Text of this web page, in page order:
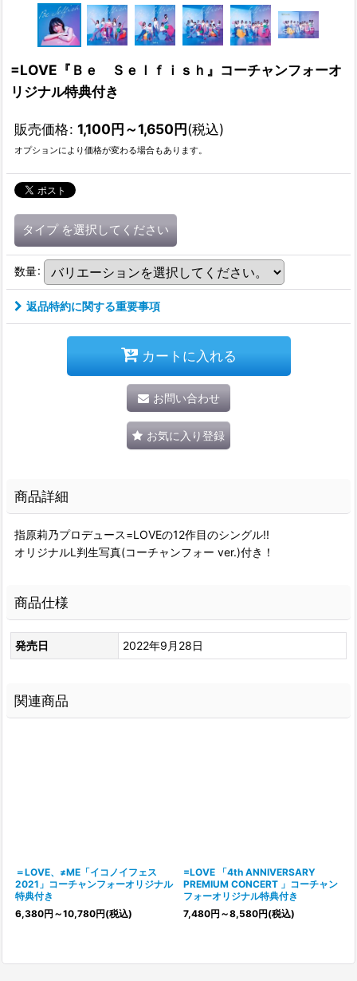
=LOVE『Ｂｅ Ｓｅｌｆｉｓｈ』コーチャンフォーオ
リジナル特典付き
販売価格: 1,100円～1,650円(税込)
オプションにより価格が変わる場合もあります。
タイプ を選択してください
数量:
返品特約に関する重要事項
カートに入れる
お問い合わせ
お気に入り登録
商品詳細
指原莉乃プロデュース=LOVEの12作目のシングル!!
オリジナルL判生写真(コーチャンフォー ver.)付き！
商品仕様
発売日 2022年9月28日
関連商品
＝LOVE、≠ME「イコノイフェス
2021」コーチャンフォーオリジナル
特典付き
6,380円 ～10,780円(税込)
=LOVE 「4th ANNIVERSARY
PREMIUM CONCERT 」コーチャン
フォーオリジナル特典付き
7,480円 ～8,580円(税込)